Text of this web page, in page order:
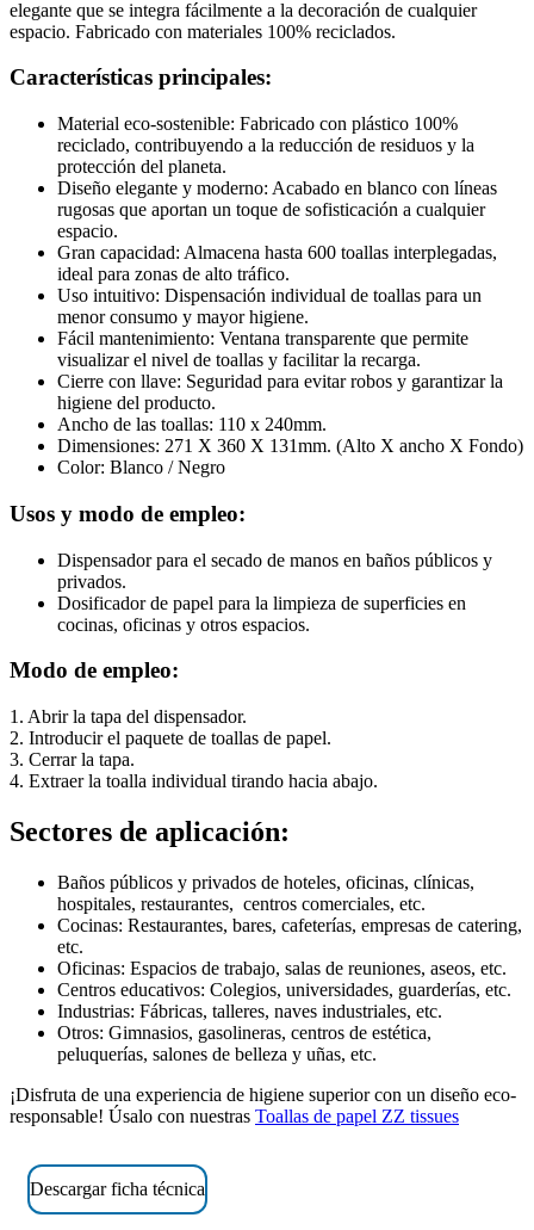
elegante que se integra fácilmente a la decoración de cualquier
espacio. Fabricado con materiales 100% reciclados.
Características principales:
Material eco-sostenible: Fabricado con plástico 100%
reciclado, contribuyendo a la reducción de residuos y la
protección del planeta.
Diseño elegante y moderno: Acabado en blanco con líneas
rugosas que aportan un toque de sofisticación a cualquier
espacio.
Gran capacidad: Almacena hasta 600 toallas interplegadas,
ideal para zonas de alto tráfico.
Uso intuitivo: Dispensación individual de toallas para un
menor consumo y mayor higiene.
Fácil mantenimiento: Ventana transparente que permite
visualizar el nivel de toallas y facilitar la recarga.
Cierre con llave: Seguridad para evitar robos y garantizar la
higiene del producto.
Ancho de las toallas: 110 x 240mm.
Dimensiones: 271 X 360 X 131mm. (Alto X ancho X Fondo)
Color: Blanco / Negro
Usos y modo de empleo:
Dispensador para el secado de manos en baños públicos y
privados.
Dosificador de papel para la limpieza de superficies en
cocinas, oficinas y otros espacios.
Modo de empleo:
1. Abrir la tapa del dispensador.
2. Introducir el paquete de toallas de papel.
3. Cerrar la tapa.
4. Extraer la toalla individual tirando hacia abajo.
Sectores de aplicación:
Baños públicos y privados de hoteles, oficinas, clínicas,
hospitales, restaurantes, centros comerciales, etc.
Cocinas: Restaurantes, bares, cafeterías, empresas de catering,
etc.
Oficinas: Espacios de trabajo, salas de reuniones, aseos, etc.
Centros educativos: Colegios, universidades, guarderías, etc.
Industrias: Fábricas, talleres, naves industriales, etc.
Otros: Gimnasios, gasolineras, centros de estética,
peluquerías, salones de belleza y uñas, etc.
¡Disfruta de una experiencia de higiene superior con un diseño eco-
responsable! Úsalo con nuestras Toallas de papel ZZ tissues
Descargar ficha técnica